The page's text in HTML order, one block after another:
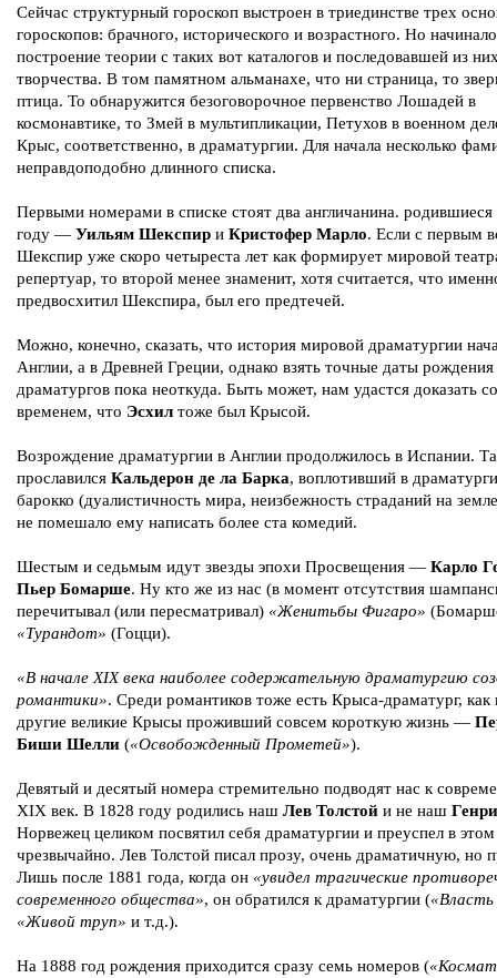
Сейчас структурный гороскоп выстроен в триединстве трех
гороскопов: брачного, исторического и возрастного. Но
построение теории с таких вот каталогов и последовавшей из
творчества. В том памятном альманахе, что ни страница, то
птица. То обнаружится безоговорочное первенство Лошадей в
космонавтике, то Змей в мультипликации, Петухов в военном
Крыс, соответственно, в драматургии. Для начала несколько
неправдоподобно длинного списка.
Первыми номерами в списке стоят два англичанина.
году — Уильям Шекспир и Кристофер Марло. Если с первым
Шекспир уже скоро четыреста лет как формирует мировой
репертуар, то второй менее знаменит, хотя считается, что
предвосхитил Шекспира, был его предтечей.
Можно, конечно, сказать, что история мировой драматургии
Англии, а в Древней Греции, однако взять точные даты
драматургов пока неоткуда. Быть может, нам удастся доказать со
временем, что Эсхил тоже был Крысой.
Возрождение драматургии в Англии продолжилось в Испании.
прославился Кальдерон де ла Барка, воплотивший в
барокко (дуалистичность мира, неизбежность страданий на
не помешало ему написать более ста комедий.
Шестым и седьмым идут звезды эпохи Просвещения — Карло
Пьер Бомарше. Ну кто же из нас (в момент отсутствия
перечитывал (или пересматривал) «Женитьбы Фигаро»
«Турандот» (Гоцци).
«В начале XIX века наиболее содержательную драматургию
романтики». Среди романтиков тоже есть Крыса-драматург, как
другие великие Крысы проживший совсем короткую жизнь —
Биши Шелли («Освобожденный Прометей»).
Девятый и десятый номера стремительно подводят нас к
XIX век. В 1828 году родились наш Лев Толстой и не наш
Норвежец целиком посвятил себя драматургии и преуспел в этом
чрезвычайно. Лев Толстой писал прозу, очень драматичную, но
Лишь после 1881 года, когда он «увидел трагические
современного общества», он обратился к драматургии (
«Живой труп» и т.д.).
На 1888 год рождения приходится сразу семь номеров (